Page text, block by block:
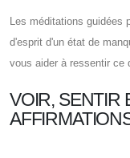
Les méditations guidées
d'esprit d'un état de
vous aider à ressentir ce
VOIR, SENTIR